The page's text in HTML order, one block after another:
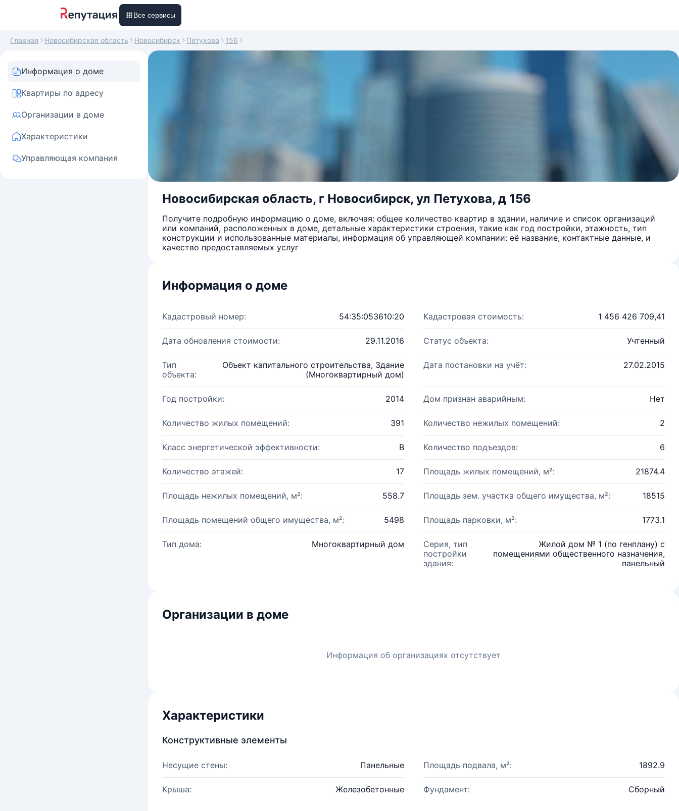
Все сервисы
Главная Новосибирская область Новосибирск Петухова 156
Информация о доме
Квартиры по адресу
Организации в доме
Характеристики
Управляющая компания
Новосибирская область, г Новосибирск, ул Петухова, д 156
Получите подробную информацию о доме, включая: общее количество квартир в здании, наличие и список организаций
или компаний, расположенных в доме, детальные характеристики строения, такие как год постройки, этажность, тип
конструкции и использованные материалы, информация об управляющей компании: её название, контактные данные, и
качество предоставляемых услуг
Информация о доме
Кадастровый номер: 54:35:053610:20 Кадастровая стоимость: 1 456 426 709,41
Дата обновления стоимости: 29.11.2016 Статус объекта: Учтенный
Тип
объекта:
Объект капитального строительства, Здание
(Многоквартирный дом)
Дата постановки на учёт: 27.02.2015
Год постройки: 2014 Дом признан аварийным: Нет
Количество жилых помещений: 391 Количество нежилых помещений: 2
Класс энергетической эффективности: B Количество подъездов: 6
Количество этажей: 17 Площадь жилых помещений, м²: 21874.4
Площадь нежилых помещений, м²: 558.7 Площадь зем. участка общего имущества, м²: 18515
Площадь помещений общего имущества, м²: 5498 Площадь парковки, м²: 1773.1
Тип дома: Многоквартирный дом
Серия, тип
постройки
здания:
Жилой дом № 1 (по генплану) с
помещениями общественного назначения,
панельный
Организации в доме
Информация об организациях отсутствует
Характеристики
Конструктивные элементы
Несущие стены: Панельные Площадь подвала, м²: 1892.9
Крыша: Железобетонные Фундамент: Сборный